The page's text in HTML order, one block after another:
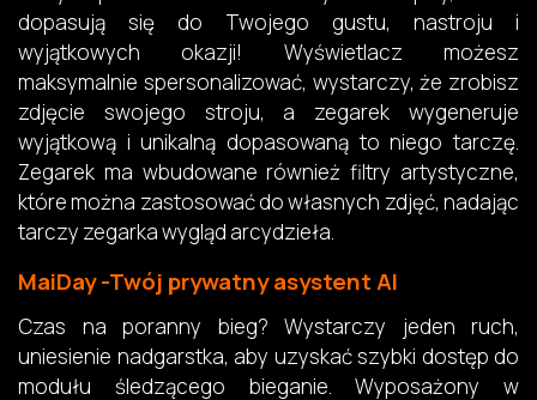
dopasują się do Twojego gustu, nastroju i
wyjątkowych okazji! Wyświetlacz możesz
maksymalnie spersonalizować, wystarczy, że zrobisz
zdjęcie swojego stroju, a zegarek wygeneruje
wyjątkową i unikalną dopasowaną to niego tarczę.
Zegarek ma wbudowane również filtry artystyczne,
które można zastosować do własnych zdjęć, nadając
tarczy zegarka wygląd arcydzieła.
MaiDay -Twój prywatny asystent Al
Czas na poranny bieg? Wystarczy jeden ruch,
uniesienie nadgarstka, aby uzyskać szybki dostęp do
modułu śledzącego bieganie. Wyposażony w